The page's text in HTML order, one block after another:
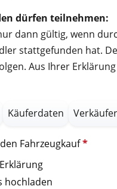
dürfen teilnehmen:
dann gültig, wenn
stattgefunden hat.
Aus Ihrer
Käuferdaten
Fahrzeugkauf*
hochladen